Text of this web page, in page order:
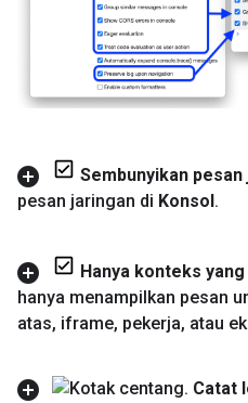
Sembunyikan
pesan jaringan di Konsol.
Hanya konteks
hanya menampilkan pesan
atas, iframe, pekerja, atau
Catat